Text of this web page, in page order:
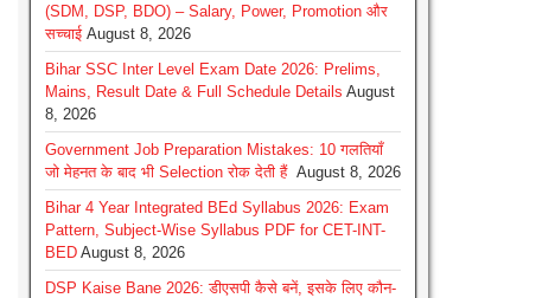
(SDM, DSP, BDO) – Salary, Power, Promotion और
सच्चाई August 8, 2026
Bihar SSC Inter Level Exam Date 2026: Prelims,
Mains, Result Date & Full Schedule Details August
8, 2026
Government Job Preparation Mistakes: 10 गलतियाँ
जो मेहनत के बाद भी Selection रोक देती हैं August 8, 2026
Bihar 4 Year Integrated BEd Syllabus 2026: Exam
Pattern, Subject-Wise Syllabus PDF for CET-INT-
BED August 8, 2026
DSP Kaise Bane 2026: डीएसपी कैसे बनें, इसके लिए कौन-